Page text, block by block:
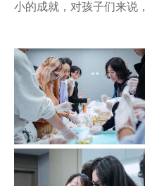
小的成就，对孩子们来说